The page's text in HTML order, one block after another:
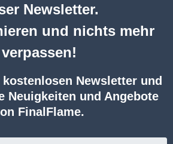
Newsletter.
und nichts mehr
verpassen!
Newsletter und
Neuigkeiten und Angebote
FinalFlame.